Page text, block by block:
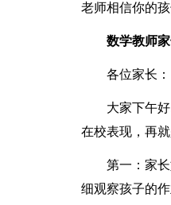
老师相信你的
数学教师
各位家长：
大家下午
在校表现，再
第一：家
细观察孩子的